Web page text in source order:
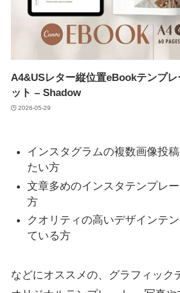
A4&USレター縦位置eBookテンプ
ット – Shadow
2026-05-29
インスタグラムの複数画像投
たい方
文章多めのインスタテンプレ
方
クオリティの高いデザインテ
ている方
などにオススメの、グラフィック